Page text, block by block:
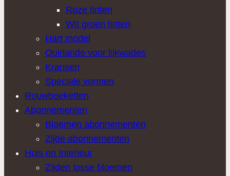
Roze tinten
Wit groen tinten
Hart model
Quirlande voor lijkwades
Kransen
Speciale vormen
Rouwboeketten
Abonnementen
Bloemen abonnementen
Zijde abonnementen
Huis en Interieur
Zijden losse bloemen